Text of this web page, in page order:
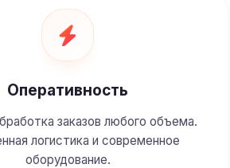
Оперативность
заказов любого объема.
логистика и современное
оборудование.